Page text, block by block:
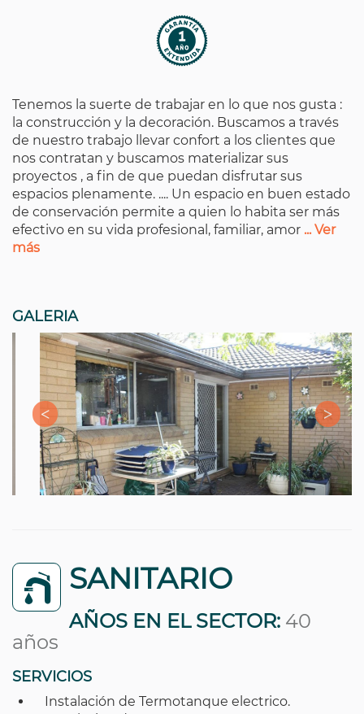
Tenemos la suerte de trabajar en lo que nos gusta :
la construcción y la decoración. Buscamos a través
de nuestro trabajo llevar confort a los clientes que
nos contratan y buscamos materializar sus
proyectos , a fin de que puedan disfrutar sus
espacios plenamente. .... Un espacio en buen estado
de conservación permite a quien lo habita ser más
efectivo en su vida profesional, familiar, amor ... Ver
más
GALERIA
SANITARIO
AÑOS EN EL SECTOR: 40
años
SERVICIOS
Instalación de Termotanque electrico.